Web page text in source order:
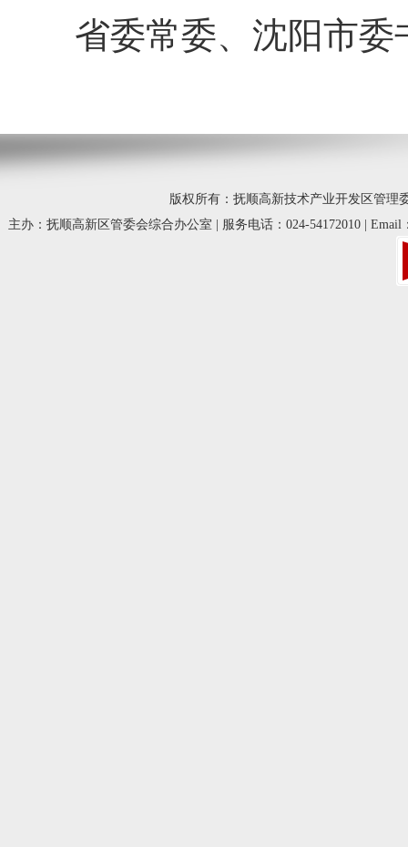
省委常委、沈阳市
版权所有：抚顺高新技术产业开发区管理
主办：抚顺高新区管委会综合办公室 | 服务电话：024-54172010 | Email